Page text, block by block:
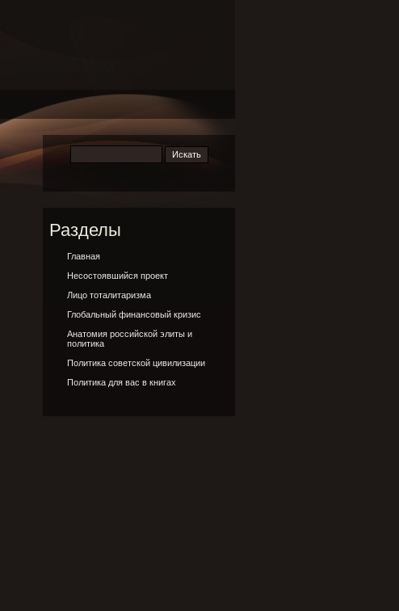
Разделы
Главная
Несостоявшийся проект
Лицо тоталитаризма
Глобальный финансовый кризис
Анатомия российской элиты и
политика
Политика советской цивилизации
Политика для вас в книгах